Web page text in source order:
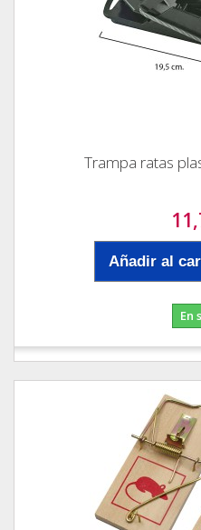
Trampa ratas
Añadir al
En